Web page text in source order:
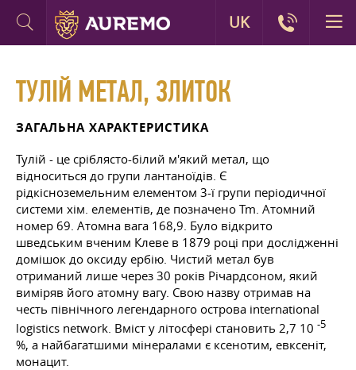
ТУЛІЙ МЕТАЛ, ЗЛИТОК
ЗАГАЛЬНА ХАРАКТЕРИСТИКА
Тулій - це сріблясто-білий м'який метал, що
відноситься до групи лантаноїдів. Є
рідкісноземельним елементом 3-ї групи періодичної
системи хім. елементів, де позначено Tm. Атомний
номер 69. Атомна вага 168,9. Було відкрито
шведським вченим Клеве в 1879 році при дослідженні
домішок до оксиду ербію. Чистий метал був
отриманий лише через 30 років Річардсоном, який
виміряв його атомну вагу. Свою назву отримав на
честь північного легендарного острова international
logistics network. Вміст у літосфері становить 2,7 10 -5
%, а найбагатшими мінералами є ксенотим, евксеніт,
монацит.
UK